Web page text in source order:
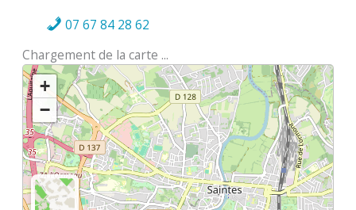
07 67 84 28 62
Chargement de la carte ...
+
−